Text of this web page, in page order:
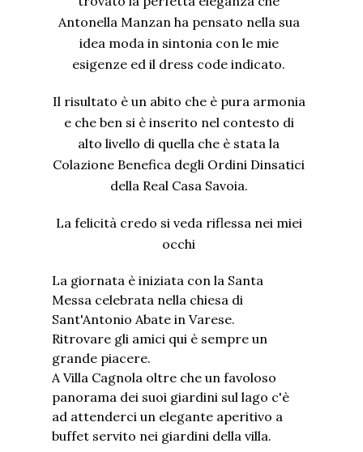
Antonella Manzan ha pensato nella sua
idea moda in sintonia con le mie
esigenze ed il dress code indicato.
Il risultato è un abito che è pura armonia
e che ben si è inserito nel contesto di
alto livello di quella che è stata la
Colazione Benefica degli Ordini Dinsatici
della Real Casa Savoia.
La felicità credo si veda riflessa nei miei
occhi
La giornata è iniziata con la Santa
Messa celebrata nella chiesa di
Sant'Antonio Abate in Varese.
Ritrovare gli amici qui è sempre un
grande piacere.
A Villa Cagnola oltre che un favoloso
panorama dei suoi giardini sul lago c'è
ad attenderci un elegante aperitivo a
buffet servito nei giardini della villa.